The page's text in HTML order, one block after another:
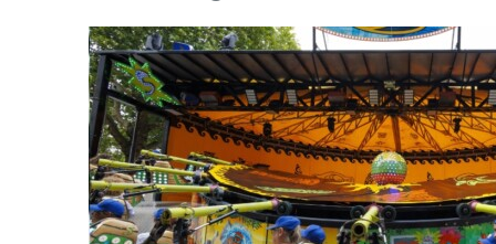
07 août 2026 Consulter l'article "Foire du Midi: les
Partager l'article
Facebook
TwitterWhatsApp
Share